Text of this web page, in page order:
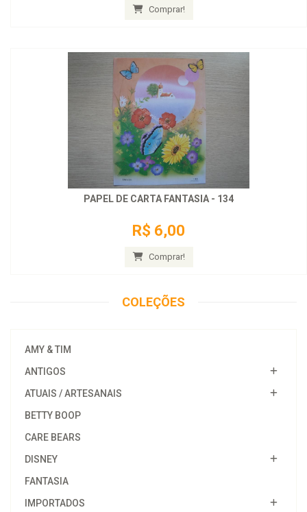
Comprar!
PAPEL DE CARTA FANTASIA - 134
R$ 6,00
Comprar!
COLEÇÕES
AMY & TIM
ANTIGOS
ATUAIS / ARTESANAIS
BETTY BOOP
CARE BEARS
DISNEY
FANTASIA
IMPORTADOS